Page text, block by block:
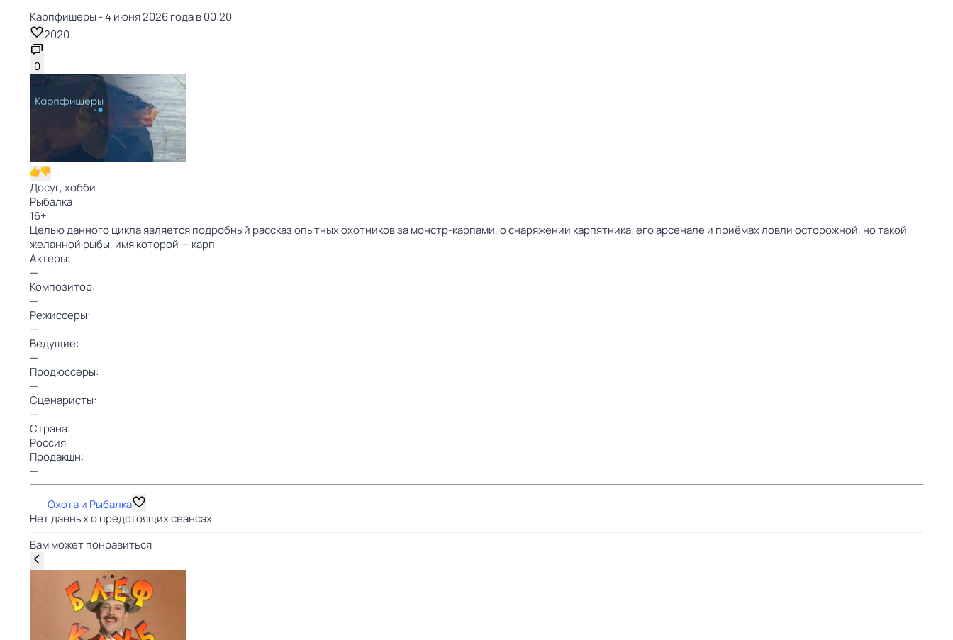
Карпфишеры - 4 июня 2026 года в 00:20
2020
0
Досуг, хобби
Рыбалка
16+
Целью данного цикла является подробный рассказ опытных охотников за монстр-карпами, о снаряжении карпятника, его арсенале и приёмах ловли осторожной, но такой
желанной рыбы, имя которой — карп
Актеры:
—
Композитор:
—
Режиссеры:
—
Ведущие:
—
Продюссеры:
—
Сценаристы:
—
Страна:
Россия
Продакшн:
—
Охота и Рыбалка
Нет данных о предстоящих сеансах
Вам может понравиться